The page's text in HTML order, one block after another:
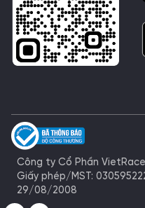
Công ty Cổ Phần
Giấy phép/MST:
29/08/2008